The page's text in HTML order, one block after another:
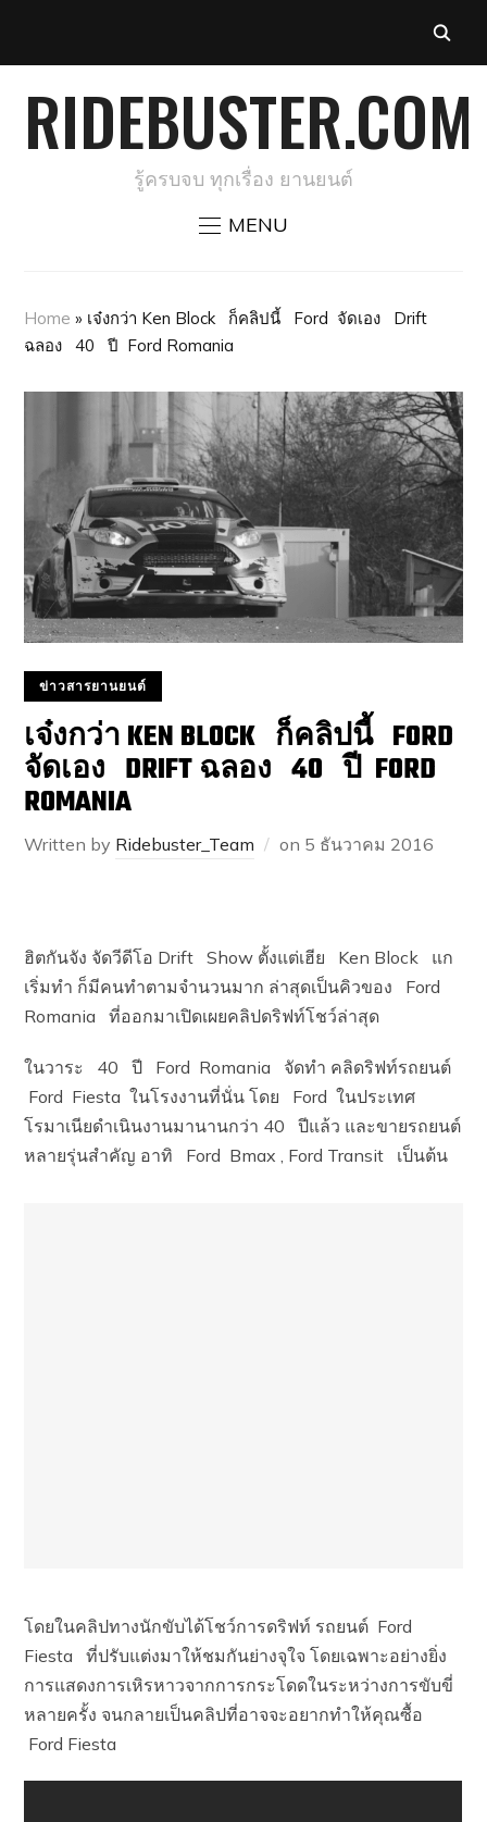
RIDEBUSTER.COM
รู้ครบจบ ทุกเรื่อง ยานยนต์
MENU
Home » เจ๋งกว่า Ken Block ก็คลิปนี้ Ford จัดเอง Drift
ฉลอง 40 ปี Ford Romania
ข่าวสารยานยนต์
เจ๋งกว่า KEN BLOCK ก็คลิปนี้ FORD
จัดเอง DRIFT ฉลอง 40 ปี FORD
ROMANIA
Written by Ridebuster_Team on 5 ธันวาคม 2016
ฮิตกันจัง จัดวีดีโอ Drift Show ตั้งแต่เฮีย Ken Block แก
เริ่มทำ ก็มีคนทำตามจำนวนมาก ล่าสุดเป็นคิวของ Ford
Romania ที่ออกมาเปิดเผยคลิปดริฟท์โชว์ล่าสุด
ในวาระ 40 ปี Ford Romania จัดทำ คลิดริฟท์รถยนต์
Ford Fiesta ในโรงงานที่นั่น โดย Ford ในประเทศ
โรมาเนียดำเนินงานมานานกว่า 40 ปีแล้ว และขายรถยนต์
หลายรุ่นสำคัญ อาทิ Ford Bmax , Ford Transit เป็นต้น
โดยในคลิปทางนักขับได้โชว์การดริฟท์ รถยนต์ Ford
Fiesta ที่ปรับแต่งมาให้ชมกันย่างจุใจ โดยเฉพาะอย่างยิ่ง
การแสดงการเหิรหาวจากการกระโดดในระหว่างการขับขี่
หลายครั้ง จนกลายเป็นคลิปที่อาจจะอยากทำให้คุณซื้อ
Ford Fiesta